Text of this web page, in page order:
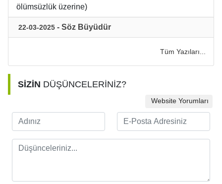
ölümsüzlük üzerine)
22-03-2025 - Söz Büyüdür
Tüm Yazıları...
SİZİN DÜŞÜNCELERİNİZ?
Website Yorumları